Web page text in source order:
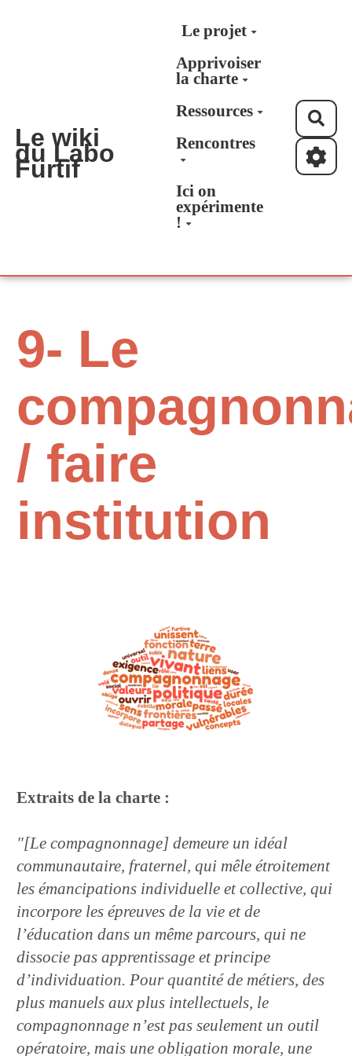
Aller au contenu principal
Le wiki
du Labo
Furtif
Le projet
Apprivoiser
la charte
Ressources
Rencontres
Ici on
expérimente
!
9- Le
/ faire
institution
Extraits de la charte :
"[Le compagnonnage] demeure un idéal
communautaire, fraternel, qui mêle étroitement
les émancipations individuelle et collective, qui
incorpore les épreuves de la vie et de
l’éducation dans un même parcours, qui ne
dissocie pas apprentissage et principe
d’individuation. Pour quantité de métiers, des
plus manuels aux plus intellectuels, le
compagnonnage n’est pas seulement un outil
opératoire, mais une obligation morale, une